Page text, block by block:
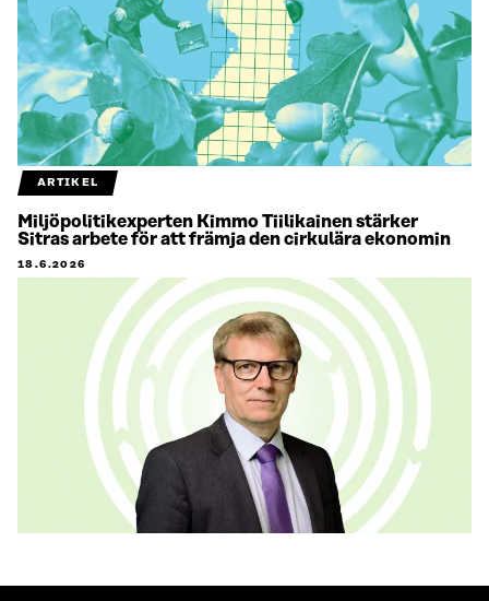
ARTIKEL
Miljöpolitikexperten Kimmo Tiilikainen stärker
Sitras arbete för att främja den cirkulära ekonomin
18.6.2026